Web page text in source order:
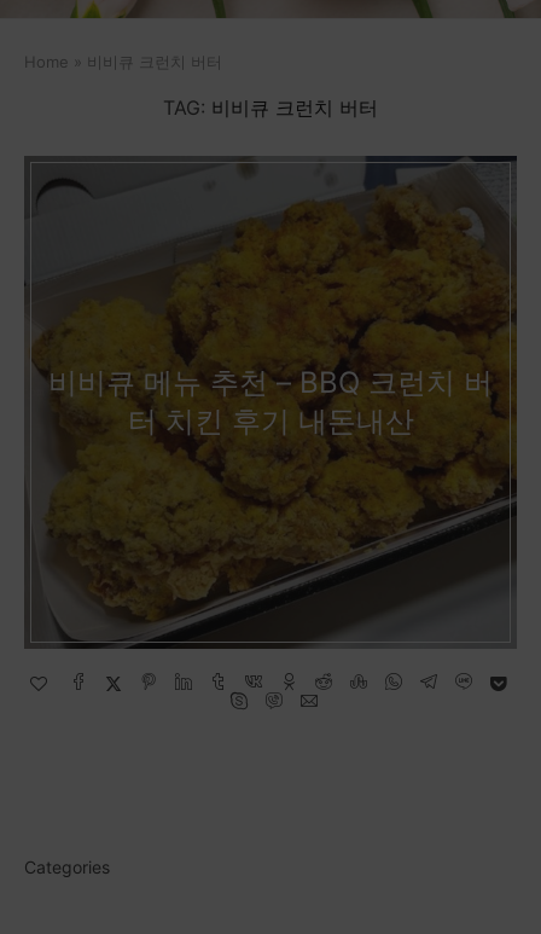
Home » 비비큐 크런치 버터
TAG: 비비큐 크런치 버터
비비큐 메뉴 추천 – BBQ 크런치 버
터 치킨 후기 내돈내산
Categories